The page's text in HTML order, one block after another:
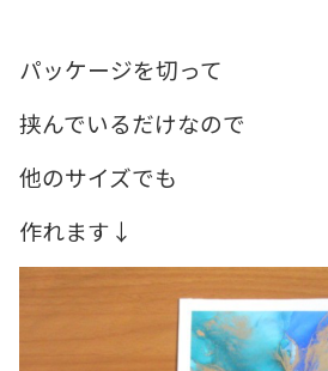
パッケージを切って
挟んでいるだけなので
他のサイズでも
作れます↓